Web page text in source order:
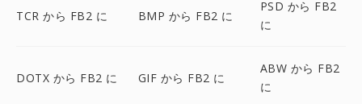
TCR から FB2 に BMP から FB2 に
PSD から FB2
に
DOTX から FB2 に GIF から FB2 に
ABW から FB2
に